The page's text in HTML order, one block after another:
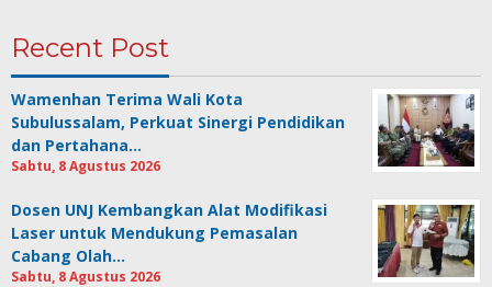
Recent Post
Wamenhan Terima Wali Kota
Subulussalam, Perkuat Sinergi Pendidikan
dan Pertahana…
Sabtu, 8 Agustus 2026
Dosen UNJ Kembangkan Alat Modifikasi
Laser untuk Mendukung Pemasalan
Cabang Olah…
Sabtu, 8 Agustus 2026